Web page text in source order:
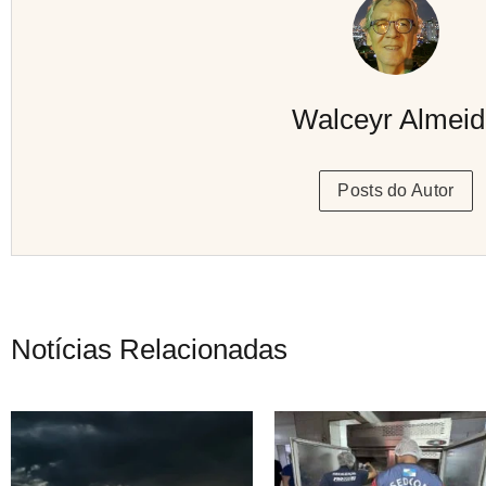
Walceyr
Posts do Autor
Notícias Relacionadas